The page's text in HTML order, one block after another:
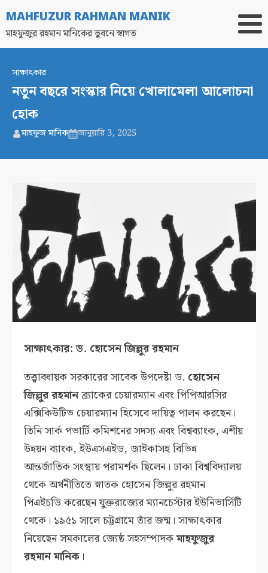
MAHFUZUR RAHMAN MANIK
মাহফুজুর রহমান মানিকের ভুবনে স্বাগত
সাক্ষাৎকার
নতুন বছরে সংস্কার নিয়ে খোলামেলা আলোচনা
হোক
মাহফুজ মানিক জানুয়ারি 3, 2025
সাক্ষাৎকার: ড. হোসেন জিল্লুর রহমান
তত্ত্বাবধায়ক সরকারের সাবেক উপদেষ্টা ড. হোসেন
জিল্লুর রহমানব্র্যাকের চেয়ারম্যান এবং পিপিআরসির
এক্সিকিউটিভ চেয়ারম্যান হিসেবে দায়িত্ব পালন করছেন।
তিনি সার্ক পভার্টি কমিশনের সদস্য এবং বিশ্বব্যাংক, এশীয়
উন্নয়ন ব্যাংক, ইউএসএইড, জাইকাসহ বিভিন্ন
আন্তর্জাতিক সংস্থায় পরামর্শক ছিলেন। ঢাকা বিশ্ববিদ্যালয়
থেকে অর্থনীতিতে স্নাতক হোসেন জিল্লুর রহমান
পিএইচডি করেছেন যুক্তরাজ্যের ম্যানচেস্টার ইউনিভার্সিটি
থেকে। ১৯৫১ সালে চট্টগ্রামে তাঁর জন্ম। সাক্ষাৎকার
নিয়েছেন সমকালের জ্যেষ্ঠ সহসম্পাদকমাহফুজুর
রহমান মানিক ।